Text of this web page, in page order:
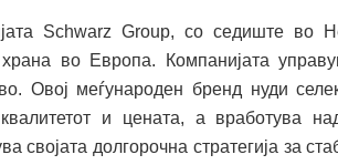
Schwarz Group, со седиште во
храна во Европа. Компанијата
Овој меѓународен бренд нуди
и цената, а вработува
својата долгорочна стратегија за